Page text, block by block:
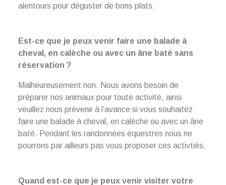
alentours pour déguster de bons plats.
Est-ce que je peux venir faire une balade à
cheval, en calèche ou avec un âne baté sans
réservation ?
Malheureusement non. Nous avons besoin de
préparer nos animaux pour toute activité, ainsi
veuillez nous prévenir à l’avance si vous souhaitez
faire une balade à cheval, en calèche ou avec un âne
baté. Pendant les randonnées équestres nous ne
pourrons par ailleurs pas vous proposer ces activtiés.
Quand est-ce que je peux venir visiter votre